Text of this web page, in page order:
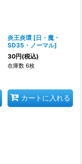
炎王炎環 [日・魔・
SD35・ノーマル]
30円(税込)
在庫数 6枚
カートに入れる